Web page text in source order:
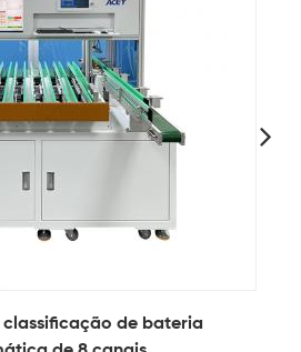
classificação de bateria